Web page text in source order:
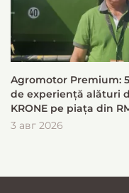
Agromotor Premium:
de experiență alături
KRONE pe piața din
3 авг 2026